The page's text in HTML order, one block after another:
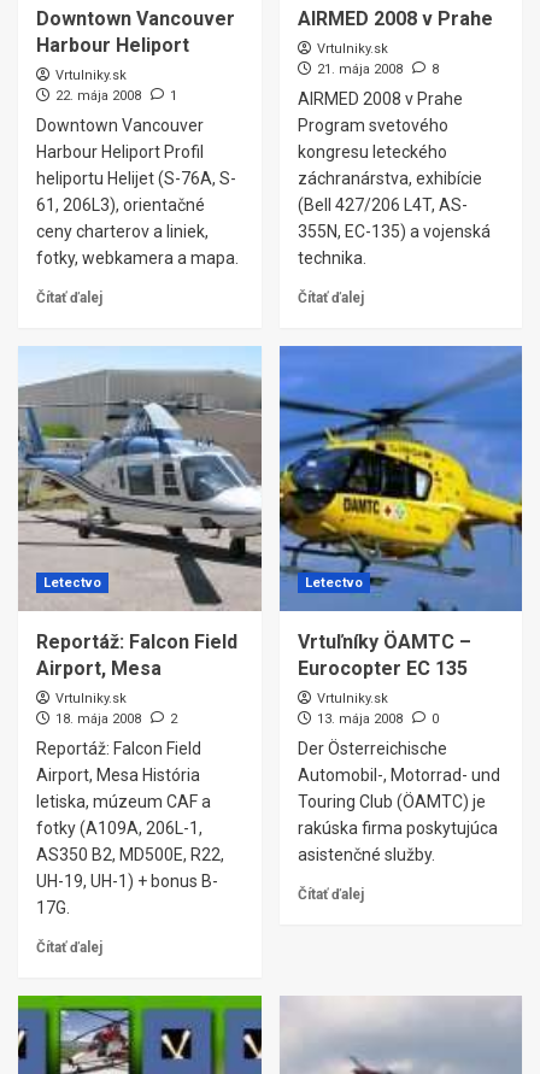
Downtown Vancouver
Harbour Heliport
Vrtulniky.sk
22. mája 2008
1
Downtown Vancouver
Harbour Heliport Profil
heliportu Helijet (S-76A, S-
61, 206L3), orientačné
ceny charterov a liniek,
fotky, webkamera a mapa.
Čítať ďalej
AIRMED 2008 v Prahe
Vrtulniky.sk
21. mája 2008
8
AIRMED 2008 v Prahe
Program svetového
kongresu leteckého
záchranárstva, exhibície
(Bell 427/206 L4T, AS-
355N, EC-135) a vojenská
technika.
Čítať ďalej
Letectvo
Reportáž: Falcon Field
Airport, Mesa
Vrtulniky.sk
18. mája 2008
2
Reportáž: Falcon Field
Airport, Mesa História
letiska, múzeum CAF a
fotky (A109A, 206L-1,
AS350 B2, MD500E, R22,
UH-19, UH-1) + bonus B-
17G.
Čítať ďalej
Letectvo
Vrtuľníky ÖAMTC –
Eurocopter EC 135
Vrtulniky.sk
13. mája 2008
0
Der Österreichische
Automobil-, Motorrad- und
Touring Club (ÖAMTC) je
rakúska firma poskytujúca
asistenčné služby.
Čítať ďalej